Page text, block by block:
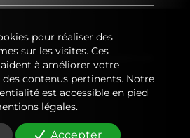
pour réaliser des
sur les visites. Ces
à améliorer votre
contenus pertinents. Notre
est accessible en pied
légales.
Accepter